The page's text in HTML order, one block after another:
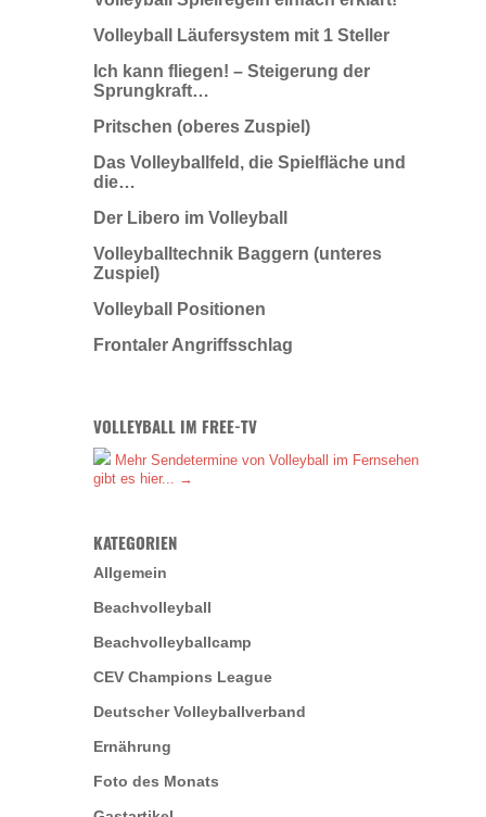
Volleyball Läufersystem mit 1 Steller
Ich kann fliegen! – Steigerung der
Sprungkraft…
Pritschen (oberes Zuspiel)
Das Volleyballfeld, die Spielfläche und
die…
Der Libero im Volleyball
Volleyballtechnik Baggern (unteres
Zuspiel)
Volleyball Positionen
Frontaler Angriffsschlag
VOLLEYBALL IM FREE-TV
Mehr Sendetermine von Volleyball im Fernsehen
gibt es hier... →
KATEGORIEN
Allgemein
Beachvolleyball
Beachvolleyballcamp
CEV Champions League
Deutscher Volleyballverband
Ernährung
Foto des Monats